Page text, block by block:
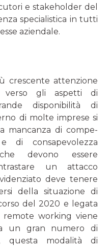
e stakehol­der del
specialistica in tutti
aziendale.
crescente attenzione
verso gli aspetti di
disponibilità di
di molte imprese si
mancanza di compe­
di consapevolezza
devono essere
un attacco
deve tenere
della situazione di
del 2020 e legata
remote working viene
un gran numero di
questa modalità di